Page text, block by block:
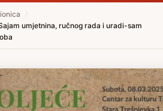
umjetnina, ručnog rada i uradi-sam